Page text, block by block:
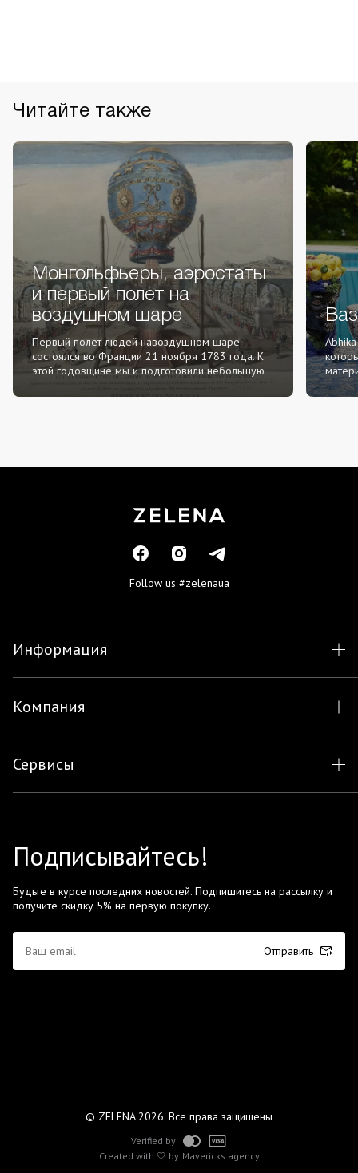
Читайте также
Монгольфьеры, аэростаты
и первый полет на
воздушном шаре
Первый полет людей навоздушном шаре
состоялся во Франции 21 ноября 1783 года. К
этой годовщине мы и подготовили небольшую
Follow us #zelenaua
Информация
Компания
Сервисы
Подписывайтесь!
Будьте в курсе последних новостей. Подпишитесь на рассылку и
получите скидку 5% на первую покупку.
Отправить
© ZELENA 2026. Все права защищены
Created with 🤍 by Mavericks agency
Verified by